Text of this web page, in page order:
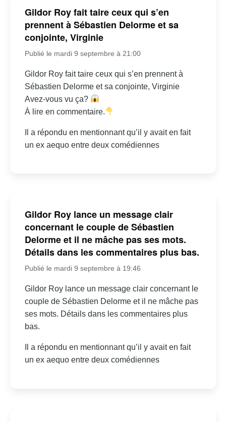
Gildor Roy fait taire ceux qui s’en
prennent à Sébastien Delorme et sa
conjointe, Virginie
Publié le mardi 9 septembre à 21:00
Gildor Roy fait taire ceux qui s’en prennent à
Sébastien Delorme et sa conjointe, Virginie
Avez-vous vu ça?
À lire en commentaire.
Il a répondu en mentionnant qu’il y avait en fait
un ex aequo entre deux comédiennes
Gildor Roy lance un message clair
concernant le couple de Sébastien
Delorme et il ne mâche pas ses mots.
Détails dans les commentaires plus bas.
Publié le mardi 9 septembre à 19:46
Gildor Roy lance un message clair concernant le
couple de Sébastien Delorme et il ne mâche pas
ses mots. Détails dans les commentaires plus
bas.
Il a répondu en mentionnant qu’il y avait en fait
un ex aequo entre deux comédiennes